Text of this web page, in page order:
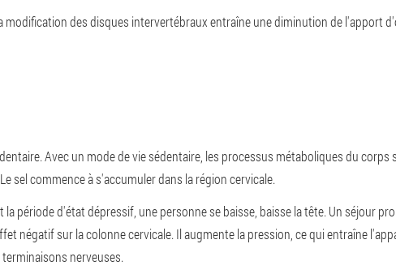
modification des disques intervertébraux entraîne une diminution de l'apport
. Avec un mode de vie sédentaire, les processus métaboliques du corps
sel commence à s'accumuler dans la région cervicale.
la période d'état dépressif, une personne se baisse, baisse la tête. Un séjour
négatif sur la colonne cervicale. Il augmente la pression, ce qui entraîne
nerveuses.